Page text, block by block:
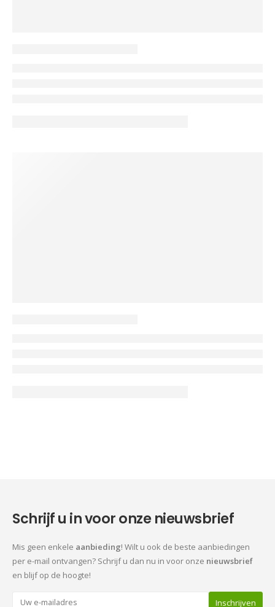
Schrijf u in voor onze nieuwsbrief
Mis geen enkele aanbieding! Wilt u ook de beste aanbiedingen
per e-mail ontvangen? Schrijf u dan nu in voor onze nieuwsbrief
en blijf op de hoogte!